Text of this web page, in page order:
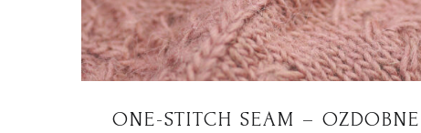
ONE-STITCH SEAM – OZDOBNE